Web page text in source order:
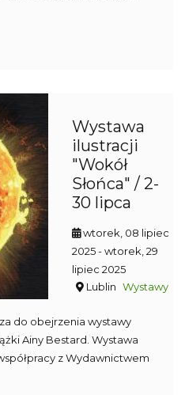
Wystawa
ilustracji
"Wokół
Słońca" / 2-
30 lipca
wtorek, 08 lipiec
2025- wtorek, 29
lipiec 2025
Lublin Wystawy
do obejrzenia wystawy
Ainy Bestard. Wystawa
z Wydawnictwem